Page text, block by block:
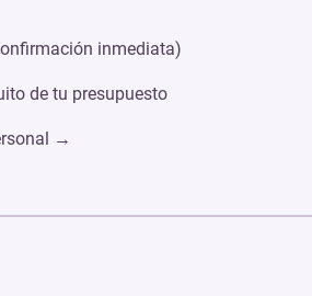
inmediata)
de tu presupuesto
→